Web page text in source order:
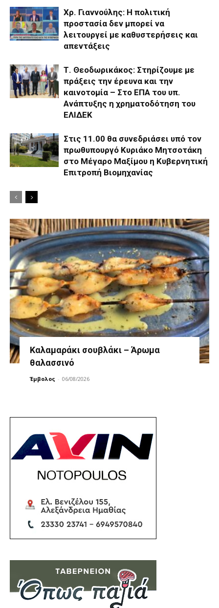
Χρ. Γιαννούλης: Η πολιτική
προστασία δεν μπορεί να
λειτουργεί με καθυστερήσεις και
απεντάξεις
Τ. Θεοδωρικάκος: Στηρίζουμε με
πράξεις την έρευνα και την
καινοτομία – Στο ΕΠΑ του υπ.
Ανάπτυξης η χρηματοδότηση του
ΕΛΙΔΕΚ
Στις 11.00 θα συνεδριάσει υπό τον
πρωθυπουργό Κυριάκο Μητσοτάκη
στο Μέγαρο Μαξίμου η Κυβερνητική
Επιτροπή Βιομηχανίας
Καλαμαράκι σουβλάκι – Άρωμα
θαλασσινό
Έμβολος - 06/08/2026